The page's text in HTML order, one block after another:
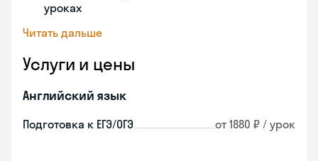
уроках
Читать дальше
Услуги и цены
Английский язык
Подготовка к ЕГЭ/ОГЭ от 1880 ₽ / урок